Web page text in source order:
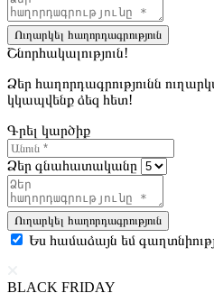
Ուղարկել հաղորդագրություն
Շնորհակալություն!
Ձեր հաղորդագրությունն
կկապվենք ձեզ հետ!
Գրել կարծիք
Ձեր գնահատականը
Ուղարկել հաղորդագրություն
Ես համաձայն եմ
BLACK FRIDAY